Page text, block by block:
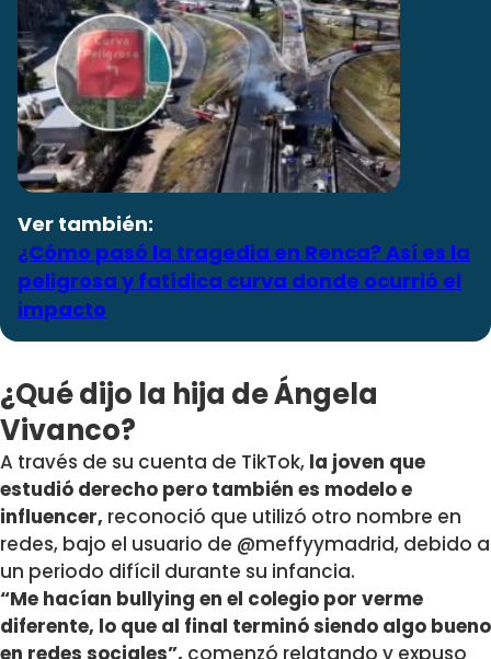
Ver también:
¿Cómo pasó la tragedia en Renca? Así es la
peligrosa y fatídica curva donde ocurrió el
impacto
¿Qué dijo la hija de Ángela
Vivanco?
A través de su cuenta de TikTok, la joven que
estudió derecho pero también es modelo e
influencer, reconoció que utilizó otro nombre en
redes, bajo el usuario de @meffyymadrid, debido a
un periodo difícil durante su infancia.
“Me hacían bullying en el colegio por verme
diferente, lo que al final terminó siendo algo bueno